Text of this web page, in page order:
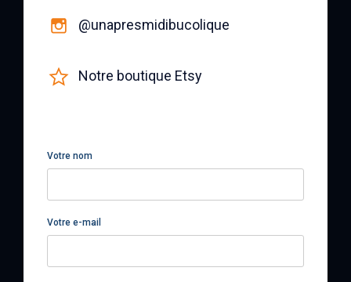
@unapresmidibucolique
Notre boutique Etsy
Votre nom
Votre e-mail